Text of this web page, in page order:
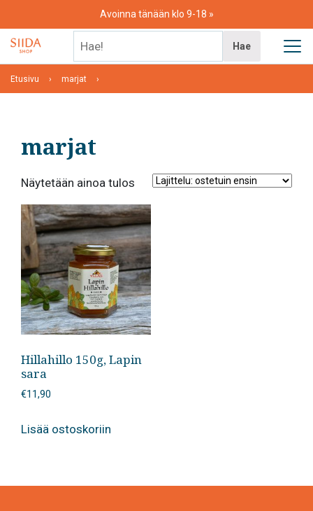
content
Avoinna tänään klo 9-18
Hae
Etusivu marjat
marjat
Näytetään ainoa tulos
Hillahillo 150g, Lapin
sara
€11,90
Lisää ostoskoriin